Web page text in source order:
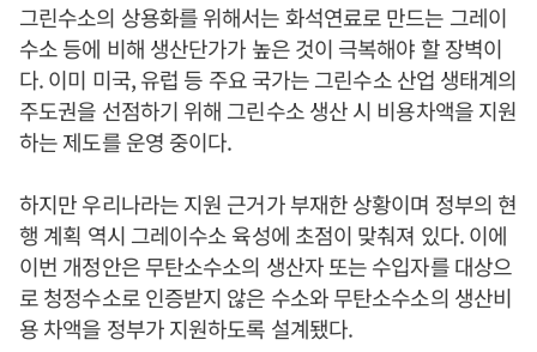
그린수소의 상용화를 위해서는 화석연료로 만드는 그레이
수소 등에 비해 생산단가가 높은 것이 극복해야 할 장벽이
다. 이미 미국, 유럽 등 주요 국가는 그린수소 산업 생태계의
주도권을 선점하기 위해 그린수소 생산 시 비용차액을 지원
하는 제도를 운영 중이다.
하지만 우리나라는 지원 근거가 부재한 상황이며 정부의 현
행 계획 역시 그레이수소 육성에 초점이 맞춰져 있다. 이에
이번 개정안은 무탄소수소의 생산자 또는 수입자를 대상으
로 청정수소로 인증받지 않은 수소와 무탄소수소의 생산비
용 차액을 정부가 지원하도록 설계됐다.